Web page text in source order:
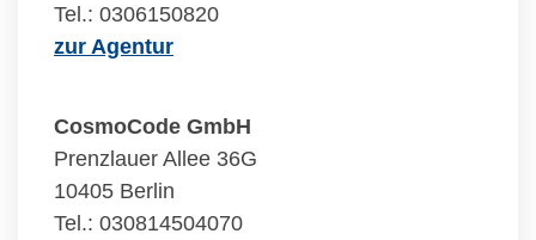
Tel.: 0306150820
zur Agentur
CosmoCode GmbH
Prenzlauer Allee 36G
10405 Berlin
Tel.: 030814504070